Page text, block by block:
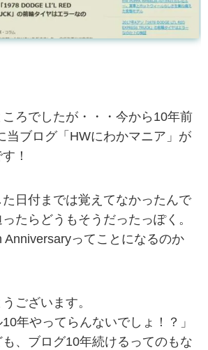
ろでしたが・・・今から10年前
当ブログ「HWにわかマニア」が
！
日付までは覚えてなかったんで
たらどうもそうだったっぽく。
Anniversaryってことになるのか
ございます。
10年やってらんないでしょ！？」
、ブログ10年続けるってのもな